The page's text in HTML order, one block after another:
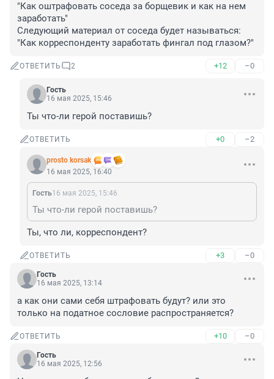
"Как оштрафовать соседа за борщевик и как на нем
заработать"
Следующий материал от соседа будет называться:
"Как корреспонденту заработать фингал под глазом?"
ОТВЕТИТЬ 2 +12 –0
Гость
16 мая 2025, 15:46
Ты что-ли герой поставишь?
ОТВЕТИТЬ +0 –2
prosto korsak
16 мая 2025, 16:40
Гость16 мая 2025, 15:46
Ты что-ли герой поставишь?
Ты, что ли, корреспондент?
ОТВЕТИТЬ +3 –0
Гость
16 мая 2025, 13:14
а как они сами себя штрафовать будут? или это
только на податное сословие распространяется?
ОТВЕТИТЬ +10 –0
Гость
16 мая 2025, 12:56